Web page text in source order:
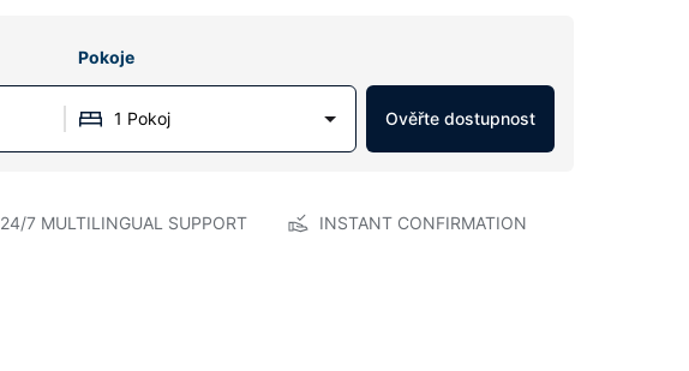
Pokoje
1 Pokoj Ověřte dostupnost
24/7 MULTILINGUAL SUPPORT INSTANT CONFIRMATION